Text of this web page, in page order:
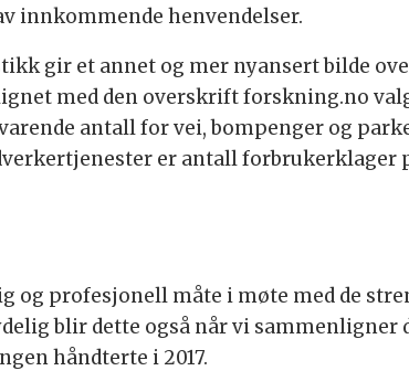
innkommende henvendelser.
gir et annet og mer nyansert bilde
med den overskrift forskning.no
antall for vei, bompenger og
er antall forbrukerklager
og profesjonell måte i møte med de
blir dette også når vi sammenligner
håndterte i 2017.